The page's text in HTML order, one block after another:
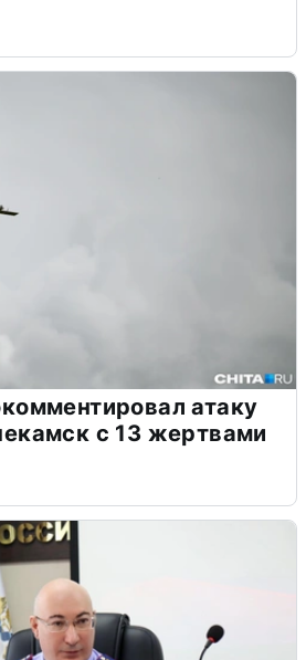
атаку
с 13 жертвами